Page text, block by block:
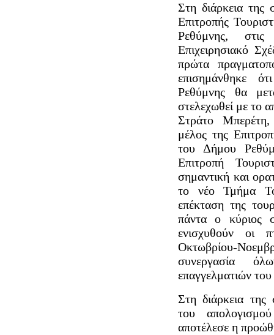
Στη διάρκεια της
Επιτροπής
Ρεθύμνης,
Επιχειρησιακό
πρώτα
επισημάνθηκε
Ρεθύμνης θα
στελεχωθεί με το
Στράτο
μέλος της
του Δήμου
Επιτροπή
σημαντική και
το νέο Τμήμα
επέκταση της
πάντα ο κύριος
ενισχυθούν οι
Οκτωβρίου-
συνεργασία
επαγγελματιών
Στη διάρκεια της
του
αποτέλεσε η